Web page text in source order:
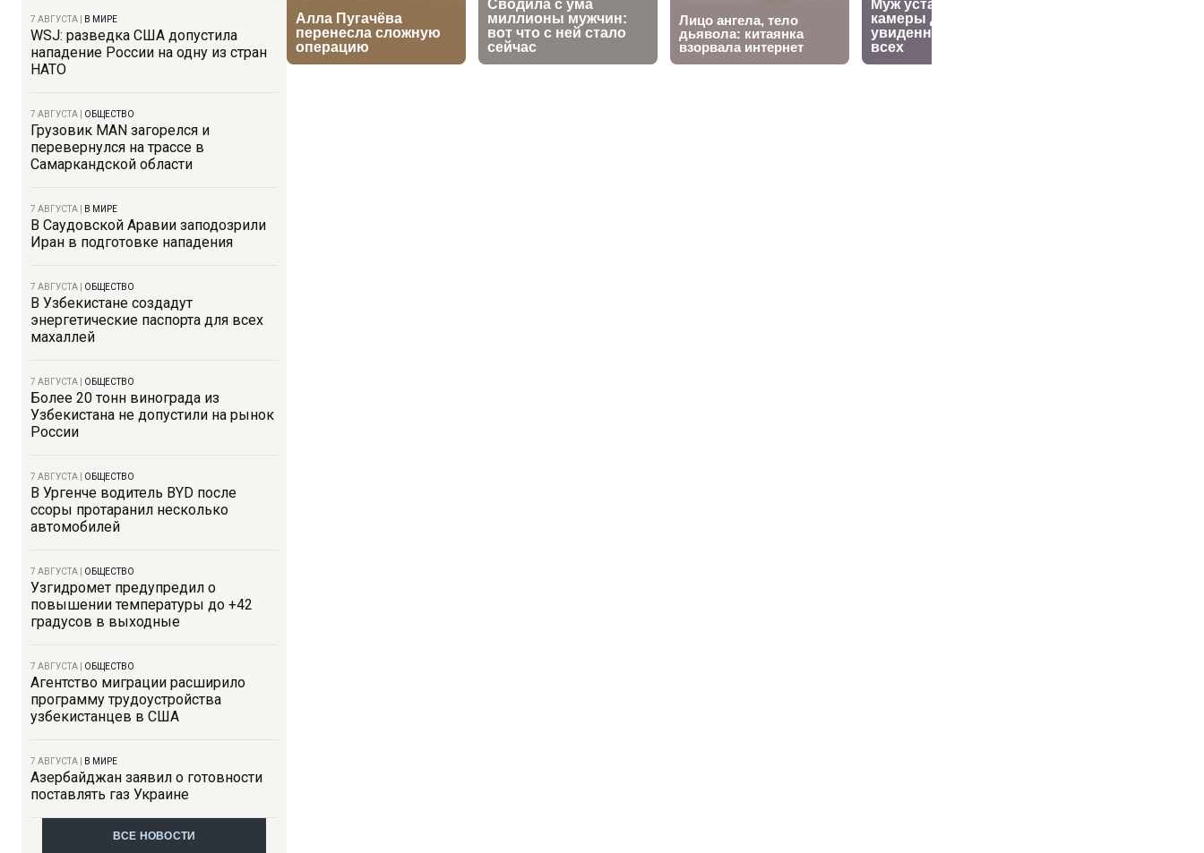
7 АВГУСТА В МИРЕ
WSJ: разведка США допустила
нападение России на одну из стран
НАТО
7 АВГУСТА ОБЩЕСТВО
Грузовик MAN загорелся и
перевернулся на трассе в
Самаркандской области
7 АВГУСТА В МИРЕ
В Саудовской Аравии заподозрили
Иран в подготовке нападения
7 АВГУСТА ОБЩЕСТВО
В Узбекистане создадут
энергетические паспорта для всех
махаллей
7 АВГУСТА ОБЩЕСТВО
Более 20 тонн винограда из
Узбекистана не допустили на рынок
России
7 АВГУСТА ОБЩЕСТВО
В Ургенче водитель BYD после
ссоры протаранил несколько
автомобилей
7 АВГУСТА ОБЩЕСТВО
Узгидромет предупредил о
повышении температуры до +42
градусов в выходные
7 АВГУСТА ОБЩЕСТВО
Агентство миграции расширило
программу трудоустройства
узбекистанцев в США
7 АВГУСТА В МИРЕ
Азербайджан заявил о готовности
поставлять газ Украине
ВСЕ НОВОСТИ